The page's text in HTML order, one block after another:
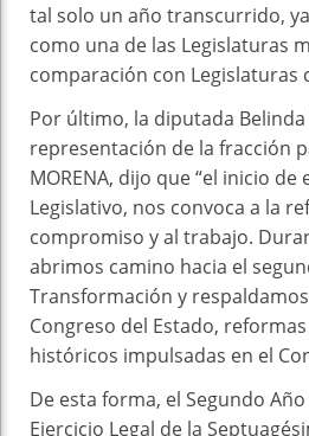
tal solo un año transcurrido,
como una de las Legislaturas
comparación con Legislaturas
Por último, la diputada
representación de la fracción
MORENA, dijo que “el inicio de
Legislativo, nos convoca a la
compromiso y al trabajo.
abrimos camino hacia el
Transformación y
Congreso del Estado,
históricos impulsadas en el
De esta forma, el Segundo
Ejercicio Legal de la